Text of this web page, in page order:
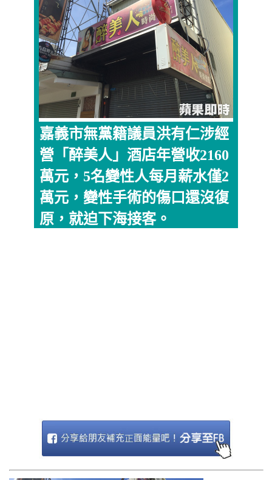
嘉義市無黨籍議員洪有仁涉經
營「醉美人」酒店年營收2160
萬元，5名變性人每月薪水僅2
萬元，變性手術的傷口還沒復
原，就迫下海接客。